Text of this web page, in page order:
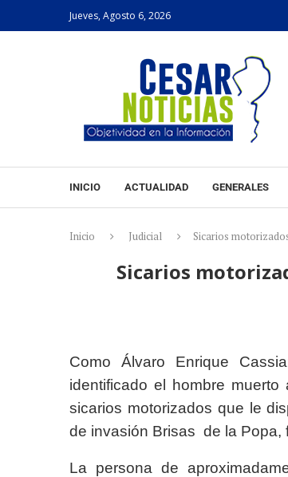
Jueves, Agosto 6, 2026
INICIO ACTUALIDAD GENERALES
Inicio Judicial Sicarios
Sicarios
Como Álvaro Enrique
identificado el hombre
sicarios motorizados que le
de invasión Brisas de la Popa,
La persona de